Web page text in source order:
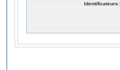
Identificateurs: